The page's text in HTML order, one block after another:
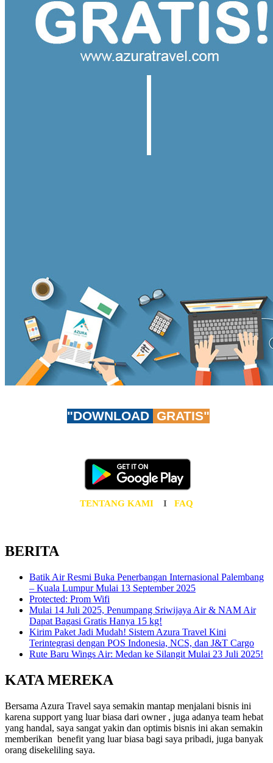
"DOWNLOAD GRATIS"
TENTANG KAMI I FAQ
BERITA
Batik Air Resmi Buka Penerbangan Internasional Palembang
– Kuala Lumpur Mulai 13 September 2025
Protected: Prom Wifi
Mulai 14 Juli 2025, Penumpang Sriwijaya Air & NAM Air
Dapat Bagasi Gratis Hanya 15 kg!
Kirim Paket Jadi Mudah! Sistem Azura Travel Kini
Terintegrasi dengan POS Indonesia, NCS, dan J&T Cargo
Rute Baru Wings Air: Medan ke Silangit Mulai 23 Juli 2025!
KATA MEREKA
Bersama Azura Travel saya semakin mantap menjalani bisnis ini
karena support yang luar biasa dari owner , juga adanya team hebat
yang handal, saya sangat yakin dan optimis bisnis ini akan semakin
memberikan benefit yang luar biasa bagi saya pribadi, juga banyak
orang disekeliling saya.